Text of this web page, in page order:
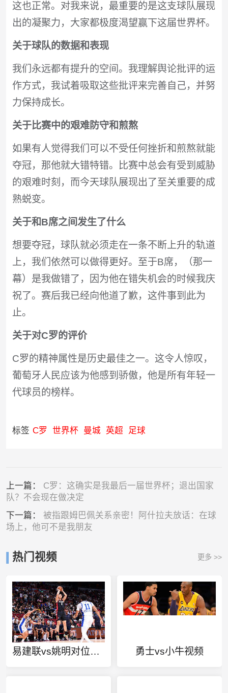
这也正常。对我来说，最重要的是这支球队展现
出的凝聚力，大家都极度渴望赢下这届世界杯。
关于球队的数据和表现
我们永远都有提升的空间。我理解舆论批评的运
作方式，我试着吸取这些批评来完善自己，并努
力保持成长。
关于比赛中的艰难防守和煎熬
如果有人觉得我们可以不受任何挫折和煎熬就能
夺冠，那他就大错特错。比赛中总会有受到威胁
的艰难时刻，而今天球队展现出了至关重要的成
熟蜕变。
关于和B席之间发生了什么
想要夺冠，球队就必须走在一条不断上升的轨道
上，我们依然可以做得更好。至于B席，（那一
幕）是我做错了，因为他在错失机会的时候我庆
祝了。赛后我已经向他道了歉，这件事到此为
止。
关于对C罗的评价
C罗的精神属性是历史最佳之一。这令人惊叹，
葡萄牙人民应该为他感到骄傲，他是所有年轻一
代球员的榜样。
标签 C罗 世界杯 曼城 英超 足球
上一篇： C罗：这确实是我最后一届世界杯；退出国家
队？不会现在做决定
下一篇： 被指跟姆巴佩关系亲密！阿什拉夫放话：在球
场上，他可不是我朋友
热门视频 更多 >>
易建联vs姚明对位比赛 勇士vs小牛视频